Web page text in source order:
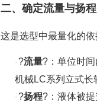
二、确定流量与扬
这是选型中最量化的
· ?流量?：单位时
机械LC系列 立式长
· ?扬程?：液体被